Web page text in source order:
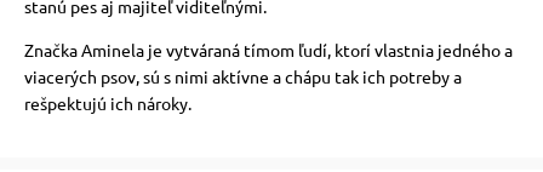
stanú pes aj majiteľ viditeľnými.
Značka Aminela je vytváraná tímom ľudí, ktorí vlastnia jedného a
viacerých psov, sú s nimi aktívne a chápu tak ich potreby a
rešpektujú ich nároky.